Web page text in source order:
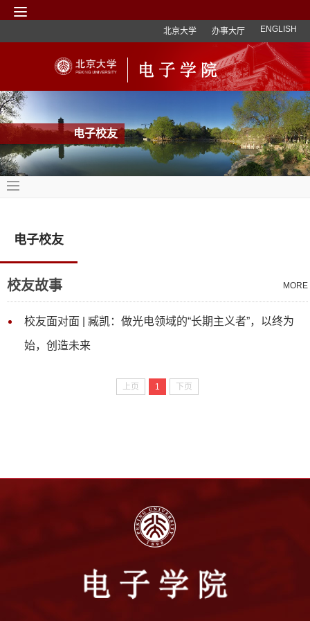
北京大学 办事大厅 ENGLISH
电子校友
电子校友
MORE
校友故事
校友面对面 | 臧凯：做光电领域的“长期主义者”，以终为
始，创造未来
上页 1 下页